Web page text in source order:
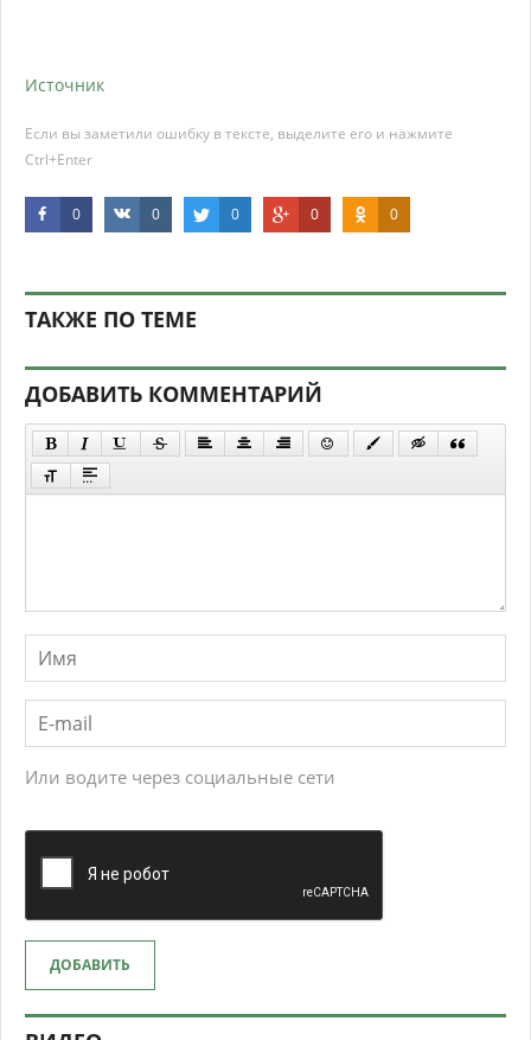
Источник
Если вы заметили ошибку в тексте, выделите его и нажмите
Ctrl+Enter
0 0 0 0 0
ТАКЖЕ ПО ТЕМЕ
ДОБАВИТЬ КОММЕНТАРИЙ
Или водите через социальные сети
ДОБАВИТЬ